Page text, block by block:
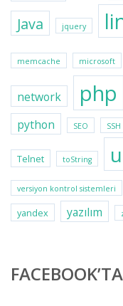
Java jquery
memcache microsoft
network php
python
SEO SSH
Telnet toString
versiyon kontrol sistemleri
yandex
yazılım